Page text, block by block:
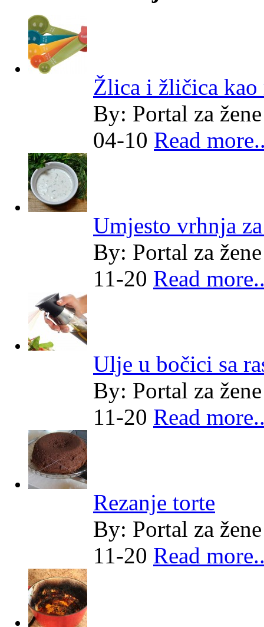
Žlica i žličica kao
By: Portal za žene
04-10 Read
Umjesto vrhnja
By: Portal za žene
11-20 Read
Ulje u bočici sa
By: Portal za žene
11-20 Read
Rezanje torte
By: Portal za žene
11-20 Read